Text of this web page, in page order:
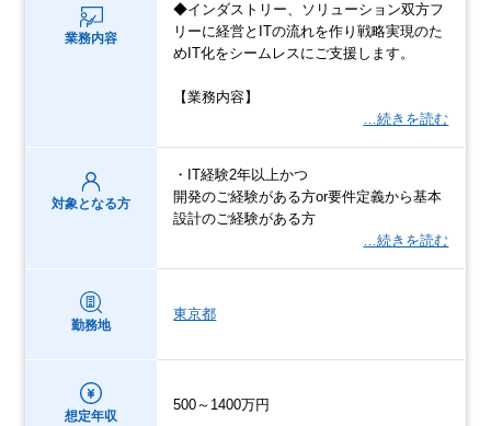
業務内容
◆インダストリー、ソリューション双方フ
リーに経営とITの流れを作り戦略実現のた
めIT化をシームレスにご支援します。
【業務内容】
…続きを読む
対象となる方
・IT経験2年以上かつ
開発のご経験がある方or要件定義から基本
設計のご経験がある方
…続きを読む
勤務地
東京都
想定年収
500～1400万円